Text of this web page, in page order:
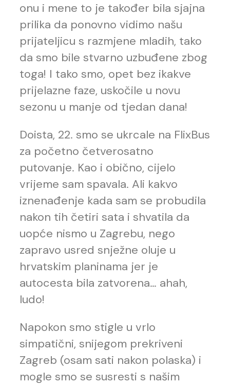
onu i mene to je također bila sjajna
prilika da ponovno vidimo našu
prijateljicu s razmjene mladih, tako
da smo bile stvarno uzbuđene zbog
toga! I tako smo, opet bez ikakve
prijelazne faze, uskočile u novu
sezonu u manje od tjedan dana!
Doista, 22. smo se ukrcale na FlixBus
za početno četverosatno
putovanje. Kao i obično, cijelo
vrijeme sam spavala. Ali kakvo
iznenađenje kada sam se probudila
nakon tih četiri sata i shvatila da
uopće nismo u Zagrebu, nego
zapravo usred snježne oluje u
hrvatskim planinama jer je
autocesta bila zatvorena… ahah,
ludo!
Napokon smo stigle u vrlo
simpatični, snijegom prekriveni
Zagreb (osam sati nakon polaska) i
mogle smo se susresti s našim